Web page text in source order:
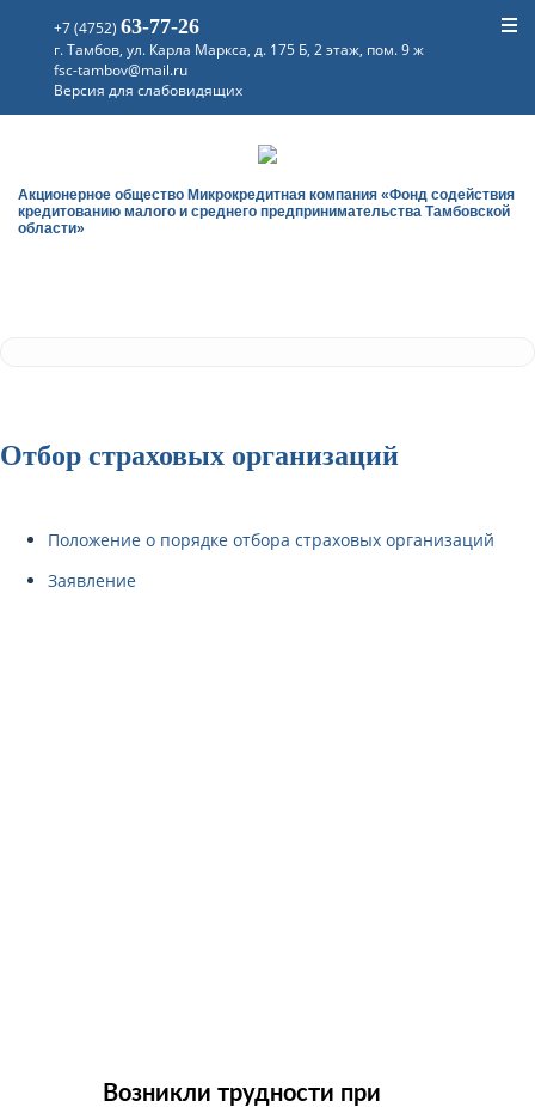
+7 (4752) 63-77-26
г. Тамбов, ул. Карла Маркса, д. 175 Б, 2 этаж, пом. 9 ж
fsc-tambov@mail.ru
Версия для слабовидящих
Акционерное общество Микрокредитная компания «Фонд содействия
кредитованию малого и среднего предпринимательства Тамбовской
области»
Отбор страховых организаций
Положение о порядке отбора страховых организаций
Заявление
Возникли трудности при